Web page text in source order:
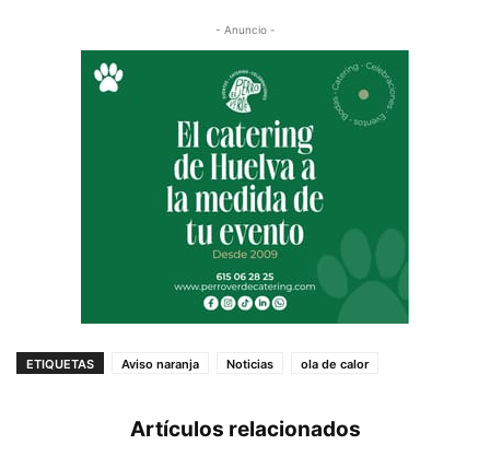
- Anuncio -
ETIQUETAS Aviso naranja Noticias ola de calor
Artículos relacionados